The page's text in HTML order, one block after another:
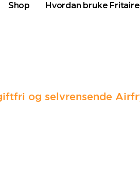
Shop Hvordan bruke Fritaire